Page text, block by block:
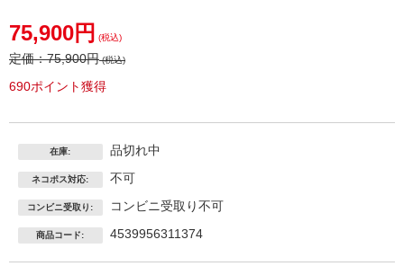
75,900円 (税込)
定価：75,900円(税込)
690ポイント獲得
在庫: 品切れ中
ネコポス対応: 不可
コンビニ受取り: コンビニ受取り不可
商品コード: 4539956311374